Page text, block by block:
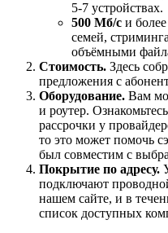
5-7 устройствах.
500 Мб/с и
семей,
объёмными
Стоимость. Здесь
предложения с
Оборудование. Вам
и роутер.
рассрочки у
то это может помочь
был совместим с
Покрытие по адресу.
подключают
нашем сайте, и в
список доступных